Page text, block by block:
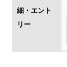
細・エント
リー